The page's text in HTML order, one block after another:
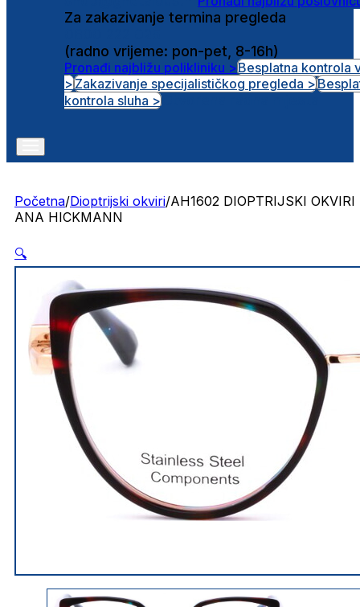
Za zakazivanje termina pregleda
(radno vrijeme: pon-pet, 8-16h)
Pronađi najbližu polikliniku >Besplatna kontrola
>Zakazivanje specijalističkog pregleda >
kontrola sluha >
Početna/Dioptrijski okviri/AH1602 DIOPTRIJSKI OKVIRI
ANA HICKMANN
🔍